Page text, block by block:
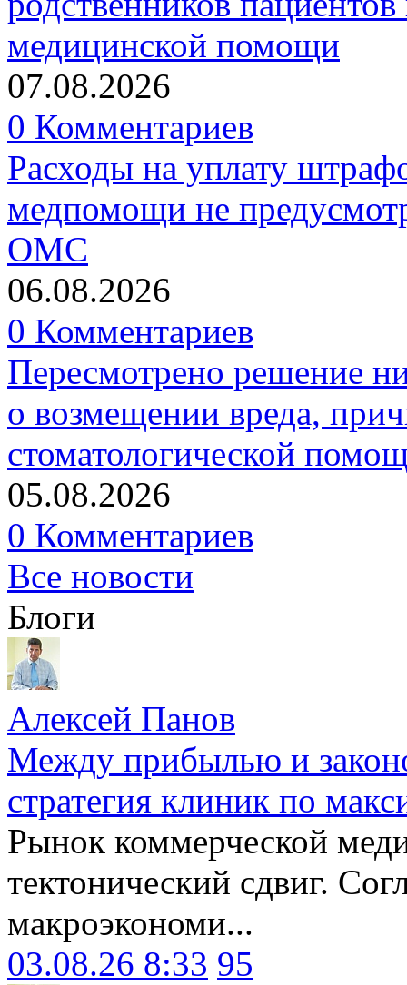
медицинской помощи
07.08.2026
0 Комментариев
Расходы на уплату
медпомощи не
ОМС
06.08.2026
0 Комментариев
Пересмотрено решение
о возмещении вреда,
стоматологической
05.08.2026
0 Комментариев
Все новости
Блоги
Алексей Панов
Между прибылью и
стратегия клиник по
Рынок коммерческой
тектонический сдвиг.
макроэкономи...
03.08.26 8:33 95